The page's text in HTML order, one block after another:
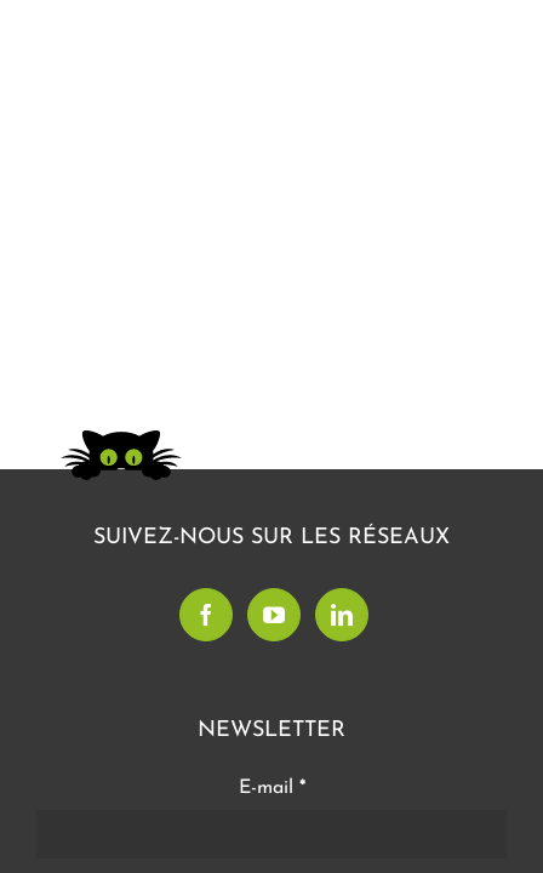
SUIVEZ-NOUS SUR LES RÉSEAUX
NEWSLETTER
E-mail *